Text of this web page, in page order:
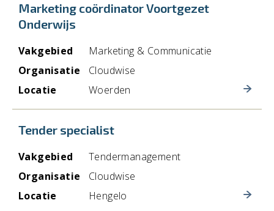
Marketing coördinator Voortgezet
Onderwijs
Vakgebied
Marketing & Communicatie
Organisatie
Cloudwise
Locatie
Woerden
Tender specialist
Vakgebied
Tendermanagement
Organisatie
Cloudwise
Locatie
Hengelo